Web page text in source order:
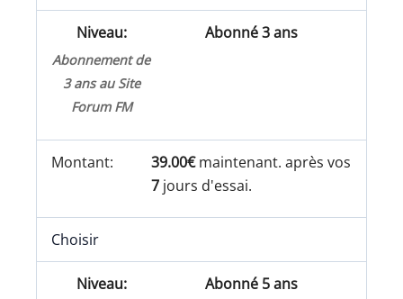
Abonné 3 ans
Abonnement de
3 ans au Site
Forum FM
39.00€maintenant. après vos
7 jours d'essai.
Choisir
Abonné 5 ans